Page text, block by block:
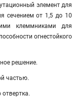
элемент для
сечением от 1,5 до 10
клеммниками для
огнестойкого
решение.
частью.
отвертка.